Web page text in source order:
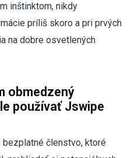
inštinktom, nikdy
príliš skoro a pri prvých
na dobre osvetlených
obmedzený
používať Jswipe
členstvo, ktoré